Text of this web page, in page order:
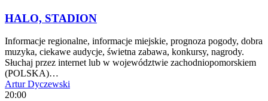
HALO, STADION
Informacje regionalne, informacje miejskie, prognoza pogody, dobra
muzyka, ciekawe audycje, świetna zabawa, konkursy, nagrody.
Słuchaj przez internet lub w województwie zachodniopomorskiem
(POLSKA)…
Artur Dyczewski
20:00